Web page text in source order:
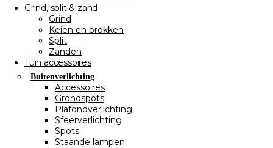
Grind, split & zand
Grind
Keien en brokken
Split
Zanden
Tuin accessoires
Buitenverlichting
Accessoires
Grondspots
Plafondverlichting
Sfeerverlichting
Spots
Staande lampen